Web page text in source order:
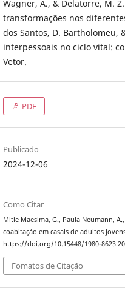
Wagner, A., & Delatorre, M.
transformações nos
dos Santos, D. Bartholomeu,
interpessoais no ciclo vital:
Vetor.
PDF
Publicado
2024-12-06
Como Citar
Mitie Maesima, G., Paula Neumann,
coabitação em casais de adultos
https://doi.org/10.15448/1980-
Fomatos de Citação